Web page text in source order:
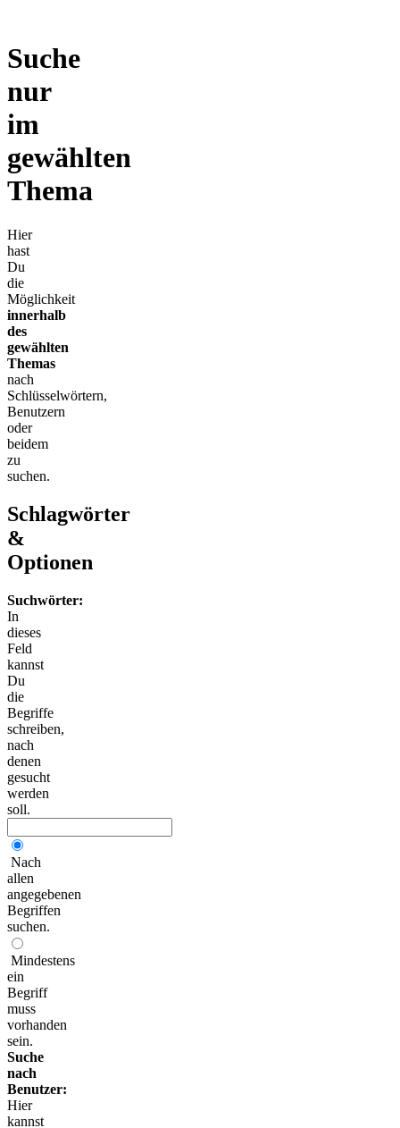
Suche
nur
im
gewählten
Thema
Hier
hast
Du
die
Möglichkeit
innerhalb
des
gewählten
Themas
nach
Schlüsselwörtern,
Benutzern
oder
beidem
zu
suchen.
Schlagwörter
&
Optionen
Suchwörter:
In
dieses
Feld
kannst
Du
die
Begriffe
schreiben,
nach
denen
gesucht
werden
soll.
Nach
allen
angegebenen
Begriffen
suchen.
Mindestens
ein
Begriff
muss
vorhanden
sein.
Suche
nach
Benutzer:
Hier
kannst